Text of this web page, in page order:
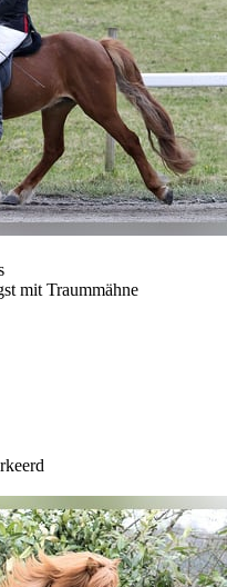
mit Traummähne